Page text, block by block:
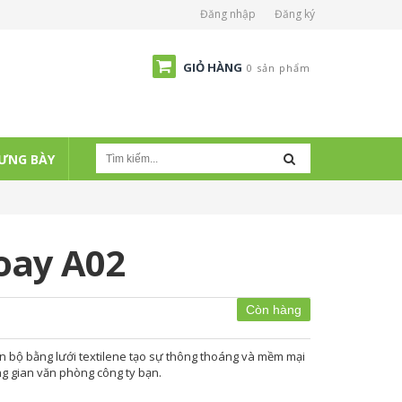
Đăng nhập Đăng ký
GIỎ HÀNG 0 sản phẩm
BÀY
A02
Còn hàng
bộ bằng lưới textilene tạo sự thông thoáng và mềm mại
gian văn phòng công ty bạn.